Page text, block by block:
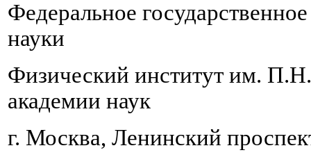
Федеральное
науки
Физический институт им.
академии наук
г. Москва, Ленинский